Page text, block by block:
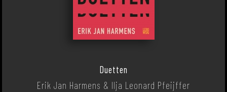
Duetten
Erik Jan Harmens & Ilja Leonard Pfeijffer